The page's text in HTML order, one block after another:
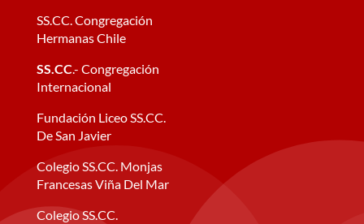
SS.CC. Congregación
Hermanas Chile
SS.CC.- Congregación
Internacional
Fundación Liceo SS.CC.
De San Javier
Colegio SS.CC. Monjas
Francesas Viña Del Mar
Colegio SS.CC.